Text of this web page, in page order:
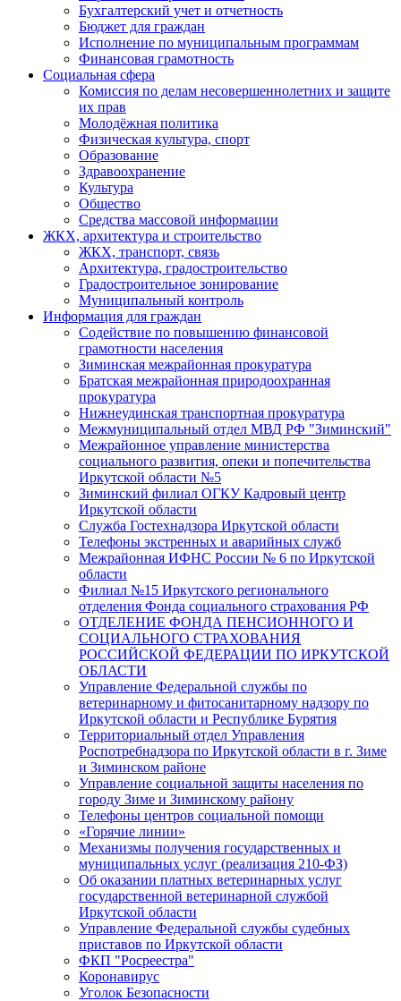
Бухгалтерский учет и отчетность
Бюджет для граждан
Исполнение по муниципальным программам
Финансовая грамотность
Социальная сфера
Комиссия по делам несовершеннолетних и защите
их прав
Молодёжная политика
Физическая культура, спорт
Образование
Здравоохранение
Культура
Общество
Средства массовой информации
ЖКХ, архитектура и строительство
ЖКХ, транспорт, связь
Архитектура, градостроительство
Градостроительное зонирование
Муниципальный контроль
Информация для граждан
Содействие по повышению финансовой
грамотности населения
Зиминская межрайонная прокуратура
Братская межрайонная природоохранная
прокуратура
Нижнеудинская транспортная прокуратура
Межмуниципальный отдел МВД РФ "Зиминский"
Межрайонное управление министерства
социального развития, опеки и попечительства
Иркутской области №5
Зиминский филиал ОГКУ Кадровый центр
Иркутской области
Служба Гостехнадзора Иркутской области
Телефоны экстренных и аварийных служб
Межрайонная ИФНС России № 6 по Иркутской
области
Филиал №15 Иркутского регионального
отделения Фонда социального страхования РФ
ОТДЕЛЕНИЕ ФОНДА ПЕНСИОННОГО И
СОЦИАЛЬНОГО СТРАХОВАНИЯ
РОССИЙСКОЙ ФЕДЕРАЦИИ ПО ИРКУТСКОЙ
ОБЛАСТИ
Управление Федеральной службы по
ветеринарному и фитосанитарному надзору по
Иркутской области и Республике Бурятия
Территориальный отдел Управления
Роспотребнадзора по Иркутской области в г. Зиме
и Зиминском районе
Управление социальной защиты населения по
городу Зиме и Зиминскому району
Телефоны центров социальной помощи
«Горячие линии»
Механизмы получения государственных и
муниципальных услуг (реализация 210-ФЗ)
Об оказании платных ветеринарных услуг
государственной ветеринарной службой
Иркутской области
Управление Федеральной службы судебных
приставов по Иркутской области
ФКП "Росреестра"
Коронавирус
Уголок Безопасности